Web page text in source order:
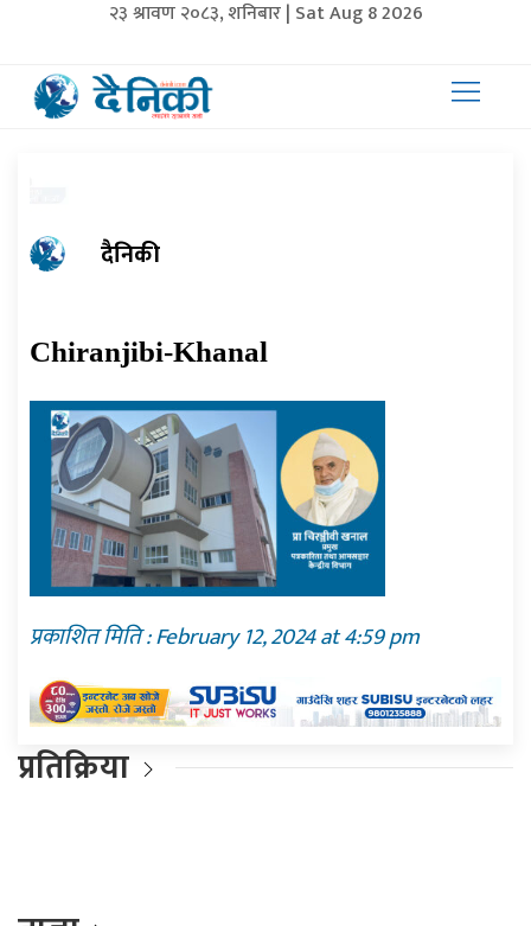
२३ श्रावण २०८३, शनिबार | Sat Aug 8 2026
दैनिकी
Chiranjibi-Khanal
प्रकाशित मिति : February 12, 2024 at 4:59 pm
प्रतिक्रिया